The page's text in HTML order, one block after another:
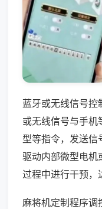
蓝牙或无线信号控
或无线信号与手机
型等指令，发送信
驱动内部微型电机
过程中进行干预，
麻将机定制程序调